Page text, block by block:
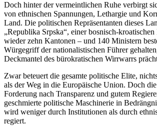
Doch hinter der vermeintlichen Ruhe verbirgt
von ethnischen Spannungen, Lethargie und
Land. Die politischen Repräsentanten dieses
„Republika Srpska“, einer bosnisch-
wieder zehn Kantonen – und 140 Ministern
Würgegriff der nationalistischen Führer
Deckmantel des bürokratischen Wirrwarrs
Zwar beteuert die gesamte politische Elite,
als der Weg in die Europäische Union. Doch
Forderung nach Transparenz und gutem
geschmierte politische Maschinerie in
wird weniger durch Institutionen als durch
regiert.